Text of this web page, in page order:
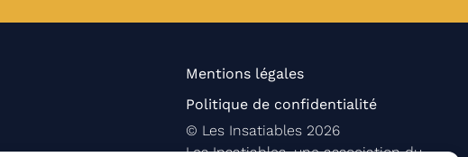
Mentions légales
Politique de confidentialité
© Les Insatiables2026
Les Insatiables, une association du